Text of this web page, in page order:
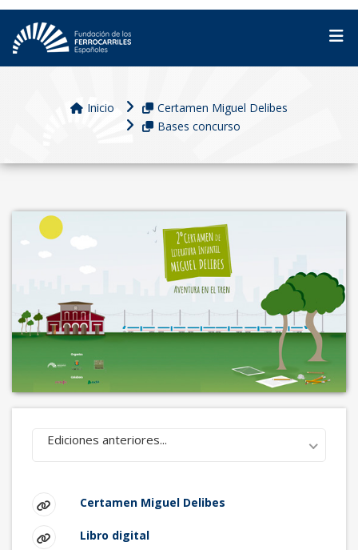
Inicio
Certamen Miguel Delibes
Bases concurso
Ediciones anteriores...
Certamen Miguel Delibes
Libro digital